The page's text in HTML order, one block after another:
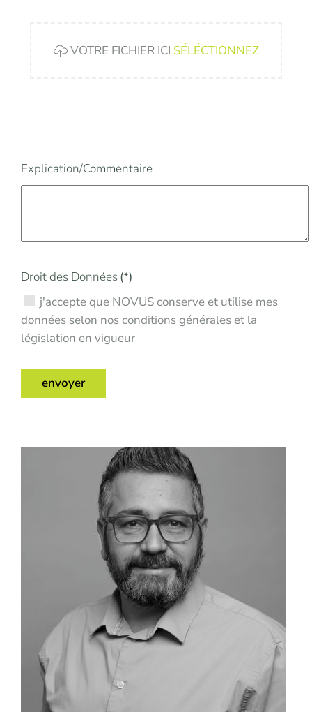
VOTRE FICHIER ICI SÉLÉCTIONNEZ
Explication/Commentaire
Droit des Données(*)
données selon nos conditions générales et la
législation en vigueur
envoyer